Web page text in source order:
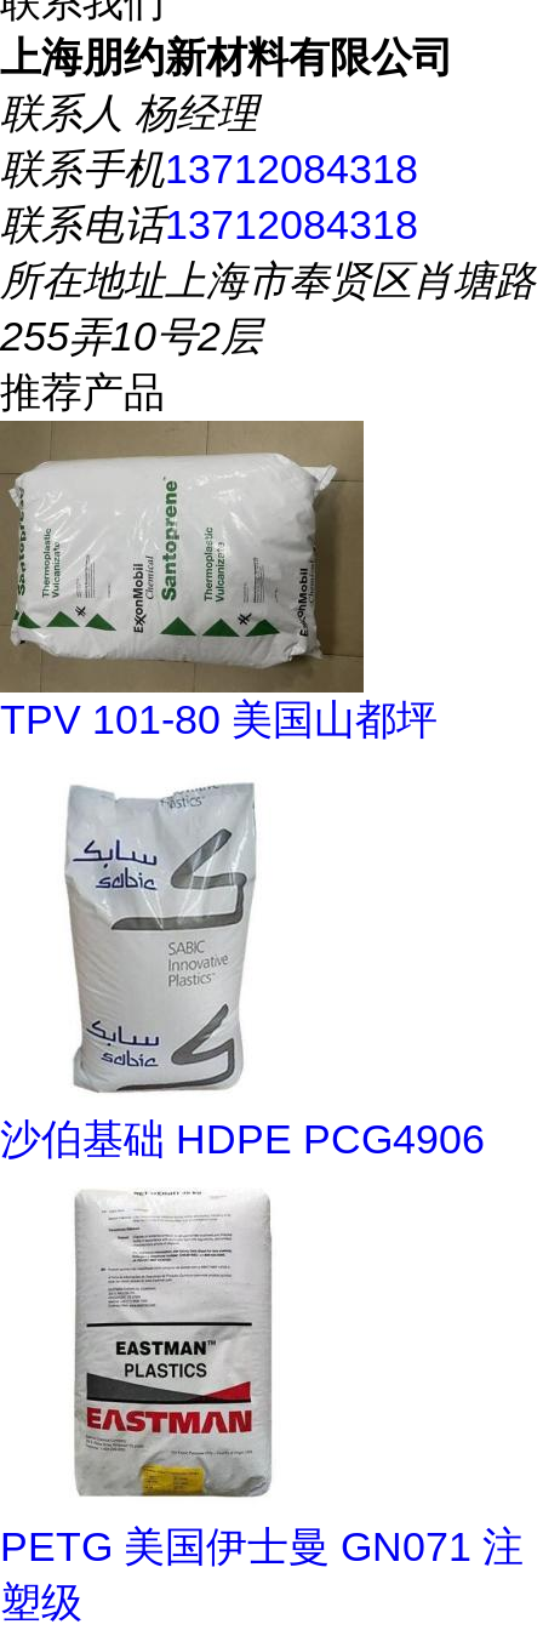
上海朋约新材料有限公司
联系人 杨经理
联系手机13712084318
联系电话13712084318
所在地址上海市奉贤区肖塘路
255弄10号2层
推荐产品
TPV 101-80 美国山都坪
沙伯基础 HDPE PCG4906
PETG 美国伊士曼 GN071 注
塑级